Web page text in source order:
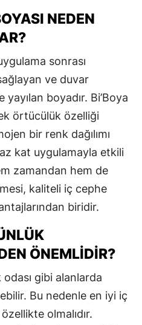
NEDEN
sonrası
ve duvar
boyadır. Bi’Boya
örtücülük özelliği
bir renk dağılımı
kat uygulamayla etkili
zamandan hem de
kaliteli iç cephe
biridir.
ÖNEMLIDIR?
gibi alanlarda
Bu nedenle en iyi iç
olmalıdır.